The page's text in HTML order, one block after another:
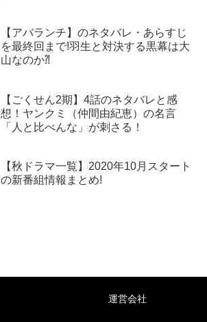
【アバランチ】のネタバレ・あらすじ
を最終回まで!羽生と対決する黒幕は大
山なのか⁈
【ごくせん2期】4話のネタバレと感
想！ヤンクミ（仲間由紀恵）の名言
「人と比べんな」が刺さる！
【秋ドラマ一覧】2020年10月スタート
の新番組情報まとめ!
運営会社